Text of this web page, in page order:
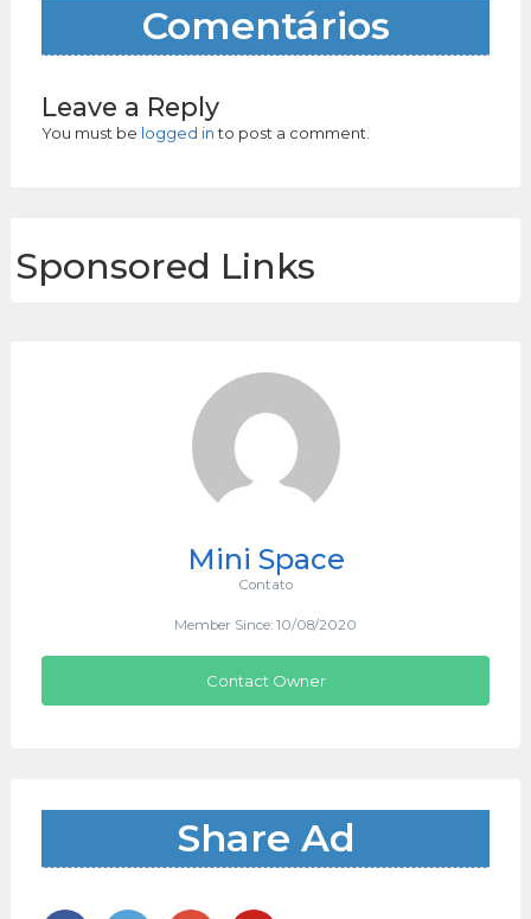
Comentários
Leave a Reply
You must be logged into post a comment.
Sponsored Links
Mini Space
Contato
Member Since: 10/08/2020
Contact Owner
Share Ad